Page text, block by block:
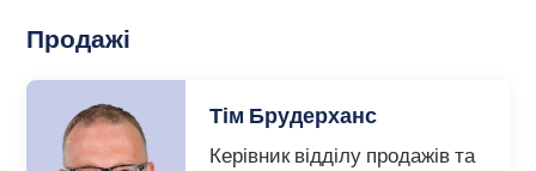
Продажі
Тім Брудерханс
Керівник відділу продажів та